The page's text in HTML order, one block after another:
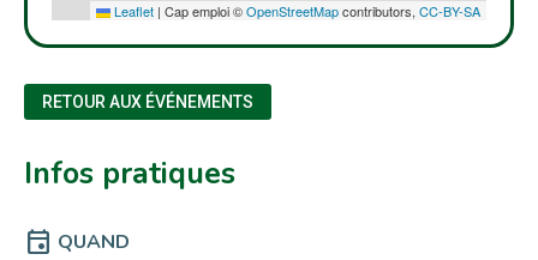
Leaflet | Cap emploi ©OpenStreetMapcontributors, CC-BY-SA
RETOUR AUX ÉVÉNEMENTS
Infos pratiques
event QUAND